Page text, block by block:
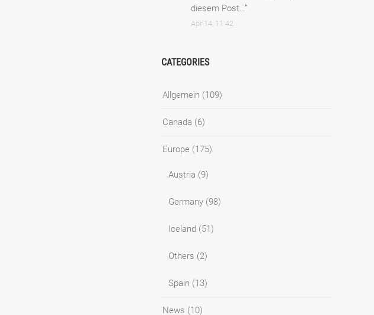
diesem Post…”
Apr 14, 11:42
CATEGORIES
Allgemein (109)
Canada (6)
Europe (175)
Austria (9)
Germany (98)
Iceland (51)
Others (2)
Spain (13)
News (10)